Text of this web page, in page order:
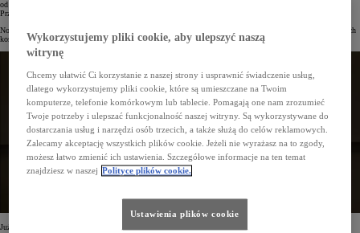
od 72 do 86 km wg normy WLTP, a średnie zużycie paliwa sięga 0,5–0,7 l/100 km (w zależności od wersji).
Przyspieszenie od 0 do 100 km/h wynosi 6,7 s.
Nowy Prius będzie dostępny w trzech wersjach wyposażenia – Comfort, Prestige i Executive. Najtańsza z nich
kosztuje od 199 900 zł.
Już podstawowa wersja – Comfort – jest bardzo dobrze wyposażona. W standardzie ma m.in.:
Wykorzystujemy pliki cookie, aby ulepszyć naszą
witrynę
Chcemy ułatwić Ci korzystanie z naszej strony i usprawnić świadczenie usług,
dlatego wykorzystujemy pliki cookie, które są umieszczane na Twoim
komputerze, telefonie komórkowym lub tablecie. Pomagają one nam zrozumieć
Twoje potrzeby i ulepszać funkcjonalność naszej witryny. Są wykorzystywane do
dostarczania usług i narzędzi osób trzecich, a także służą do celów reklamowych.
Zalecamy akceptację wszystkich plików cookie. Jeżeli nie wyrażasz na to zgody,
możesz łatwo zmienić ich ustawienia. Szczegółowe informacje na ten temat
znajdziesz w naszej Polityce plików cookie.
Ustawienia plików cookie